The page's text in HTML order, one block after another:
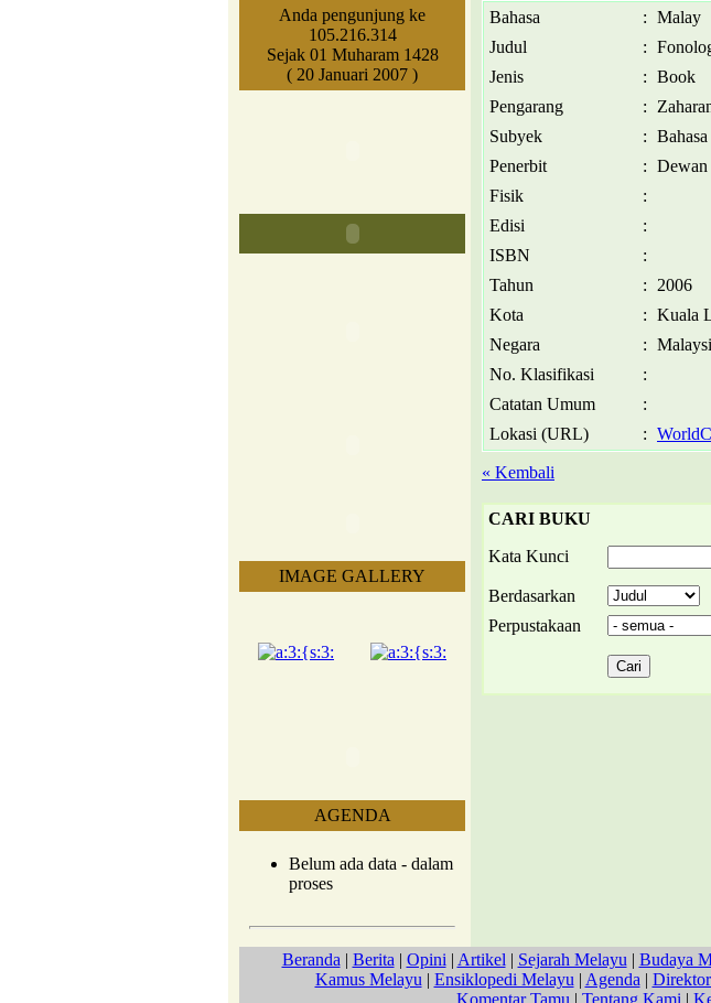
Anda pengunjung ke
105.216.314
Sejak 01 Muharam 1428
( 20 Januari 2007 )
IMAGE GALLERY
AGENDA
Belum ada data - dalam
proses
Bahasa
: Malay
Judul
:
Jenis
: Book
Pengarang
:
Subyek
: Bahasa
Penerbit
: Dewan
Fisik
:
Edisi
:
ISBN
:
Tahun
:
2006
Kota
: Kuala
Negara
:
No. Klasifikasi
:
Catatan Umum
:
Lokasi (URL)
:
« Kembali
CARI BUKU
Kata Kunci
Berdasarkan
Perpustakaan
Beranda | Berita | Opini | Artikel | Sejarah Melayu | Budaya
Kamus Melayu | Ensiklopedi Melayu | Agenda |
Komentar Tamu | Tentang Kami |